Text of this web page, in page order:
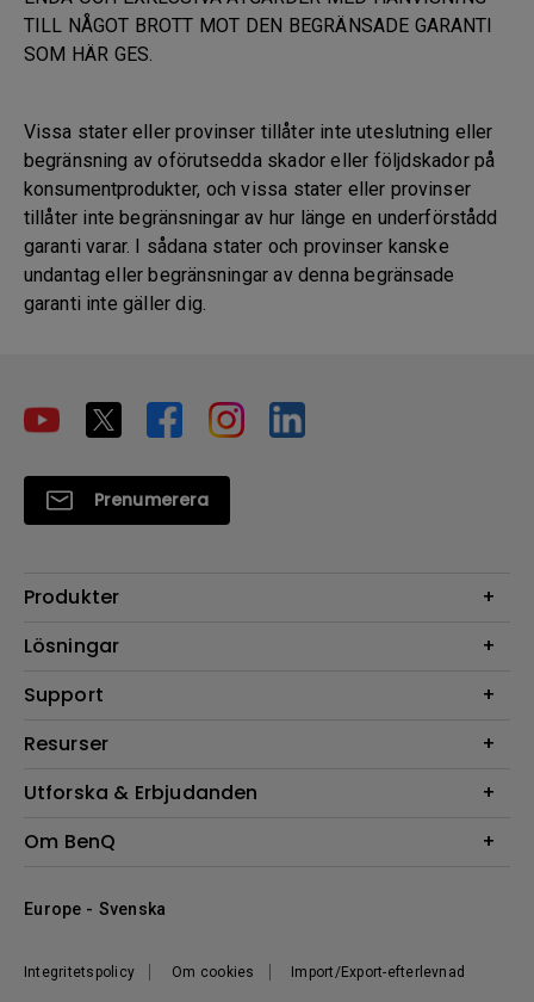
TILL NÅGOT BROTT MOT DEN BEGRÄNSADE GARANTI
SOM HÄR GES.
Vissa stater eller provinser tillåter inte uteslutning eller
begränsning av oförutsedda skador eller följdskador på
konsumentprodukter, och vissa stater eller provinser
tillåter inte begränsningar av hur länge en underförstådd
garanti varar. I sådana stater och provinser kanske
undantag eller begränsningar av denna begränsade
garanti inte gäller dig.
Prenumerera
Produkter
Projektorer
Belysning
Högtalare
Lösningar
Digital Display
Support
Support
Hämta Sök
Resurser
Projektor Kalkylator
Utforska & Erbjudanden
Events, Promotions & Webinars
Om BenQ
Corporate Social Responsibility
Nyheter
Integritetspolicy Om cookies Import/Export-efterlevnad
Europe - Svenska